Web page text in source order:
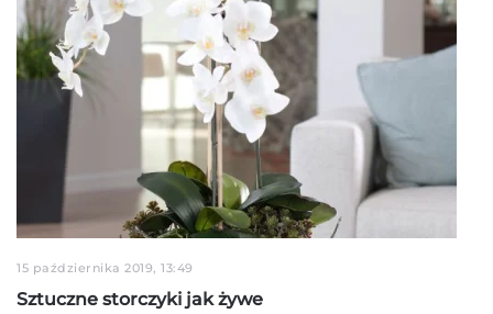
15 października 2019, 13:49
Sztuczne storczyki jak żywe